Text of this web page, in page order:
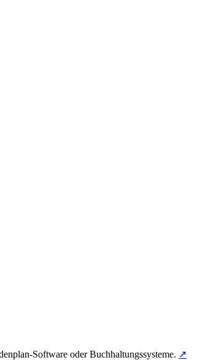
Software oder Buchhaltungssysteme. ↗